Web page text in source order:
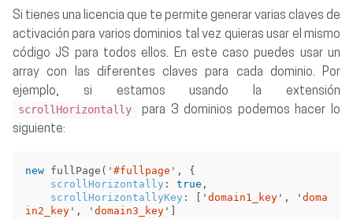
Si tienes una licencia que te permite generar varias claves de
activación para varios dominios tal vez quieras usar el mismo
código JS para todos ellos. En este caso puedes usar un
array con las diferentes claves para cada dominio. Por
ejemplo, si estamos usando la extensión
scrollHorizontally
para 3 dominios podemos hacer lo
siguiente:
new fullPage ( ' #fullpage ' ,
{
scrollHorizontally : true ,
scrollHorizontallyKey : ' domain1_key ' , ' doma
in2_key ' , ' domain3_key '